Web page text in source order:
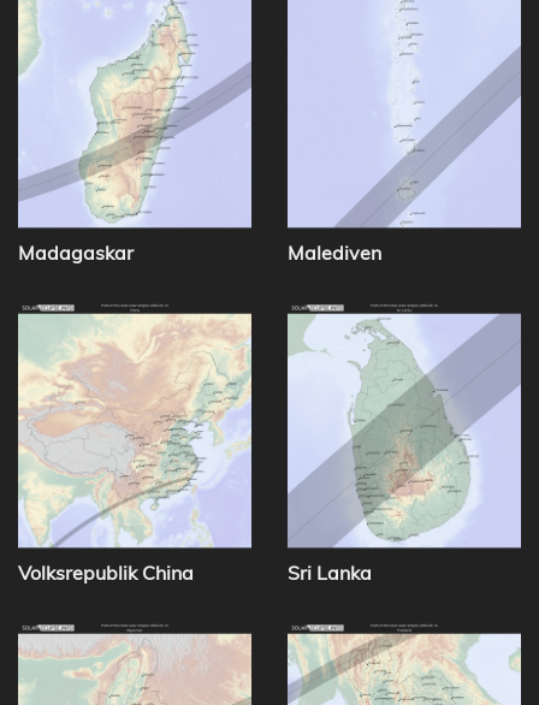
Madagaskar Malediven
Volksrepublik China Sri Lanka